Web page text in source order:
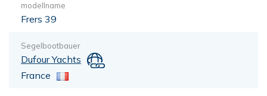
modellname
Frers 39
Segelbootbauer
Dufour Yachts
France